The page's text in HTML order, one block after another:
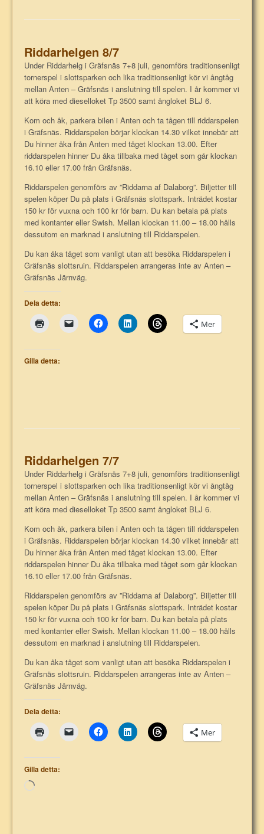
Riddarhelgen 8/7
Under Riddarhelg i Gräfsnäs 7+8 juli, genomförs traditionsenligt
tornerspel i slottsparken och lika traditionsenligt kör vi ångtåg
mellan Anten – Gräfsnäs i anslutning till spelen. I år kommer vi
att köra med dieselloket Tp 3500 samt ångloket BLJ 6.
Kom och åk, parkera bilen i Anten och ta tågen till riddarspelen
i Gräfsnäs. Riddarspelen börjar klockan 14.30 vilket innebär att
Du hinner åka från Anten med tåget klockan 13.00. Efter
riddarspelen hinner Du åka tillbaka med tåget som går klockan
16.10 eller 17.00 från Gräfsnäs.
Riddarspelen genomförs av ”Riddarna af Dalaborg”. Biljetter till
spelen köper Du på plats i Gräfsnäs slottspark. Inträdet kostar
150 kr för vuxna och 100 kr för barn. Du kan betala på plats
med kontanter eller Swish. Mellan klockan 11.00 – 18.00 hålls
dessutom en marknad i anslutning till Riddarspelen.
Du kan åka tåget som vanligt utan att besöka Riddarspelen i
Gräfsnäs slottsruin. Riddarspelen arrangeras inte av Anten –
Gräfsnäs Järnväg.
Dela detta:
Mer
Gilla detta:
Riddarhelgen 7/7
Under Riddarhelg i Gräfsnäs 7+8 juli, genomförs traditionsenligt
tornerspel i slottsparken och lika traditionsenligt kör vi ångtåg
mellan Anten – Gräfsnäs i anslutning till spelen. I år kommer vi
att köra med dieselloket Tp 3500 samt ångloket BLJ 6.
Kom och åk, parkera bilen i Anten och ta tågen till riddarspelen
i Gräfsnäs. Riddarspelen börjar klockan 14.30 vilket innebär att
Du hinner åka från Anten med tåget klockan 13.00. Efter
riddarspelen hinner Du åka tillbaka med tåget som går klockan
16.10 eller 17.00 från Gräfsnäs.
Riddarspelen genomförs av ”Riddarna af Dalaborg”. Biljetter till
spelen köper Du på plats i Gräfsnäs slottspark. Inträdet kostar
150 kr för vuxna och 100 kr för barn. Du kan betala på plats
med kontanter eller Swish. Mellan klockan 11.00 – 18.00 hålls
dessutom en marknad i anslutning till Riddarspelen.
Du kan åka tåget som vanligt utan att besöka Riddarspelen i
Gräfsnäs slottsruin. Riddarspelen arrangeras inte av Anten –
Gräfsnäs Järnväg.
Dela detta:
Mer
Gilla detta:
Laddar